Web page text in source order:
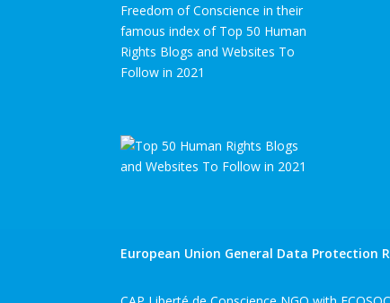
Freedom of Conscience in their
famous index of Top 50 Human
Rights Blogs and Websites To
Follow in 2021
European Union General Data Protection